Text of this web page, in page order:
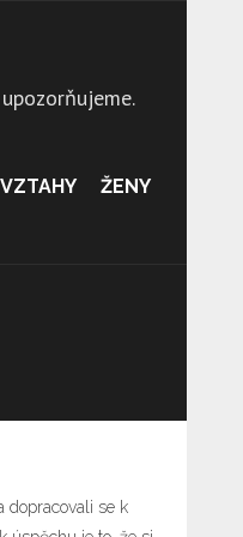
VZTAHY ŽENY
dopracovali se k